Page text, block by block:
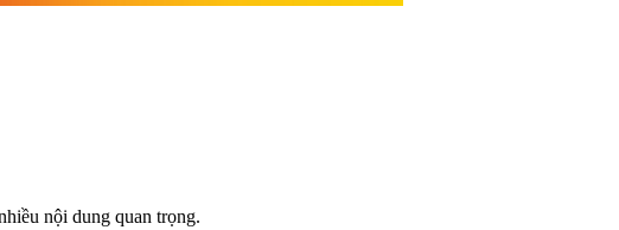
nội dung quan trọng.